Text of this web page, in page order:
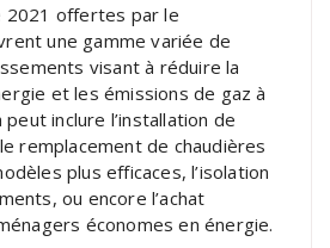
2021 offertes par le
une gamme variée de
visant à réduire la
et les émissions de gaz à
inclure l’installation de
remplacement de chaudières
plus efficaces, l’isolation
ou encore l’achat
économes en énergie.